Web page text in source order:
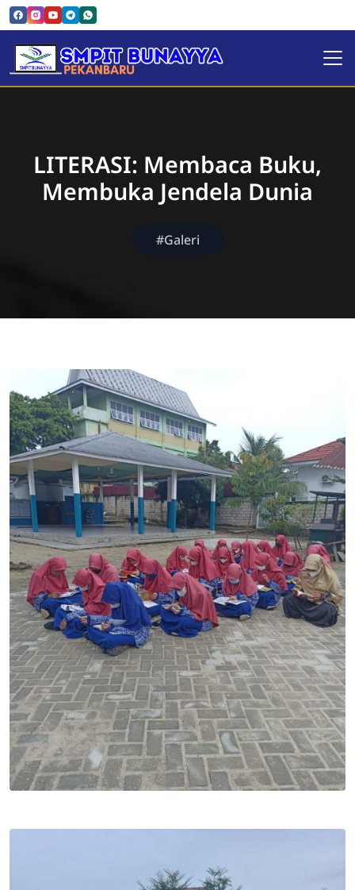
SMPIT Bunayya Pekanbaru
LITERASI: Membaca Buku,
Membuka Jendela Dunia
#Galeri